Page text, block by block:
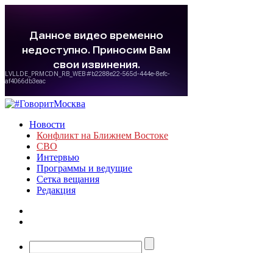
Новости
Конфликт на Ближнем Востоке
СВО
Интервью
Программы и ведущие
Сетка вещания
Редакция